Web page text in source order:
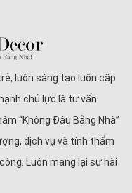
luôn sáng tạo luôn cập
chủ lực là tư vấn
“Không Đâu Bằng Nhà”
dịch vụ và tính thẩm
Luôn mang lại sự hài